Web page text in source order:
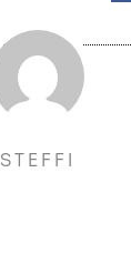
STEFFI